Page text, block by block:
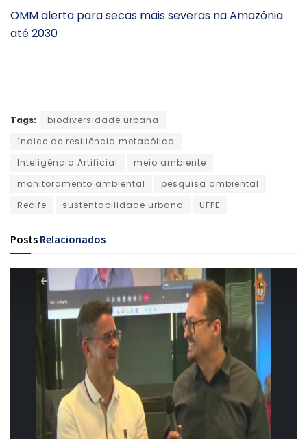
OMM alerta para secas mais severas na Amazônia
até 2030
Tags:
biodiversidade urbana
índice de resiliência metabólica
Inteligência Artificial
meio ambiente
monitoramento ambiental
pesquisa ambiental
Recife
sustentabilidade urbana UFPE
Posts Relacionados